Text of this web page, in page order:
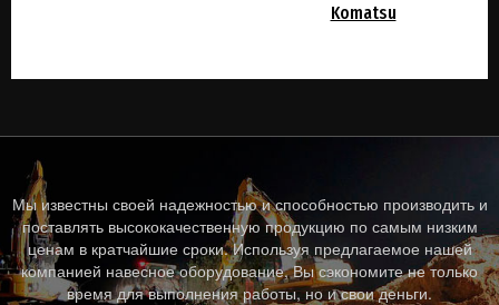
Komatsu
Мы известны своей надежностью и способностью производить и
поставлять высококачественную продукцию по самым низким
ценам в кратчайшие сроки. Используя предлагаемое нашей
компанией навесное оборудование, Вы сэкономите не только
время для выполнения работы, но и свои деньги.